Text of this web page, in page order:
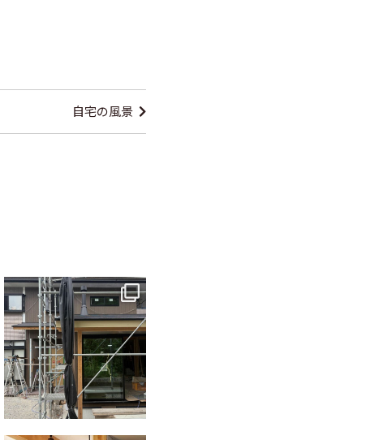
自宅の風景
tomohouseinc
6月 3